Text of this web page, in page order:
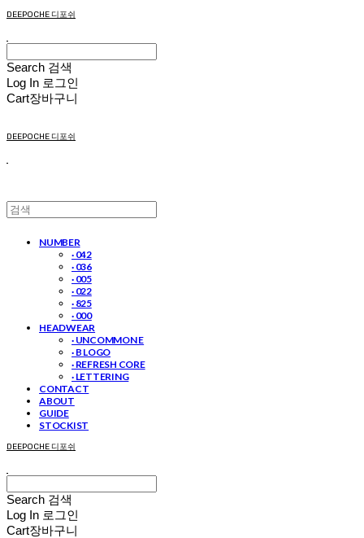
DEEPOCHE 디포쉬
Search 검색
Log In 로그인
Cart장바구니
DEEPOCHE 디포쉬
NUMBER
· 042
· 036
· 005
· 022
· 825
· 000
HEADWEAR
· UNCOMMON E
· B LOGO
· REFRESH CORE
· LETTERING
CONTACT
ABOUT
GUIDE
STOCKIST
DEEPOCHE 디포쉬
Search 검색
Log In 로그인
Cart장바구니